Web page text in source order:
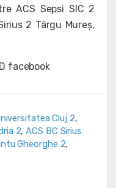
ACS Sepsi SIC 2
2 Târgu Mureș,
facebook
Cluj 2,
2,ACS BC Sirius
Gheorghe 2,